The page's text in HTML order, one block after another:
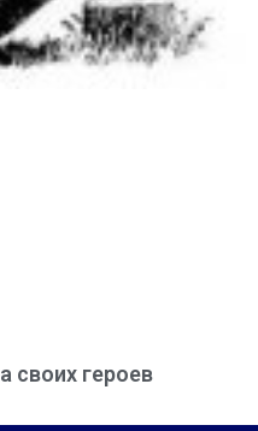
своих героев